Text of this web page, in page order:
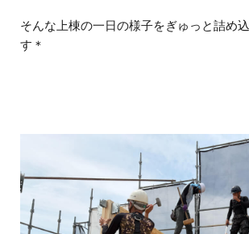
そんな上棟の一日の様子をぎゅっと詰め
す＊